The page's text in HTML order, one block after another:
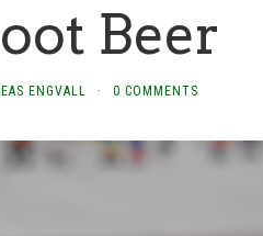
Beer
ENGVALL · 0 COMMENTS